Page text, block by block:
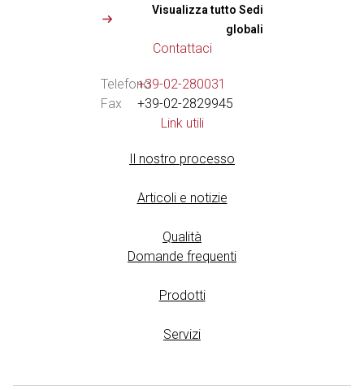
Visualizza tutto Sedi
globali
Contattaci
Telefono+39-02-280031
Fax
+39-02-2829945
Link utili
Il nostro processo
Articoli e notizie
Qualità
Domande frequenti
Prodotti
Servizi